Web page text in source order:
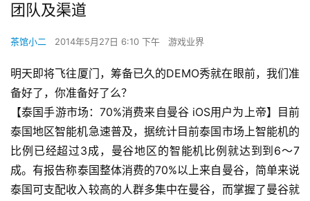
首
页
团队及渠道
茶馆小二 2014年5月27日 6:10 下午 游戏业界
明天即将飞往厦门，筹备已久的DEMO秀就在眼前，我们准
备好了，你准备好了么？
【泰国手游市场：70%消费来自曼谷 iOS用户为上帝】目前
泰国地区智能机急速普及，据统计目前泰国市场上智能机的
比例已经超过3成，曼谷地区的智能机比例就达到到6～7
成。有报告称泰国整体消费的70%以上来自曼谷，简单来说
泰国可支配收入较高的人群多集中在曼谷，而掌握了曼谷就